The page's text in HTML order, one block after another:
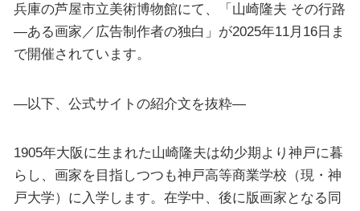
兵庫の芦屋市立美術博物館にて、「山崎隆夫 その行路
―ある画家／広告制作者の独白」が2025年11月16日ま
で開催されています。
—以下、公式サイトの紹介文を抜粋—
1905年大阪に生まれた山崎隆夫は幼少期より神戸に暮
らし、画家を目指しつつも神戸高等商業学校（現・神
戸大学）に入学します。在学中、後に版画家となる同